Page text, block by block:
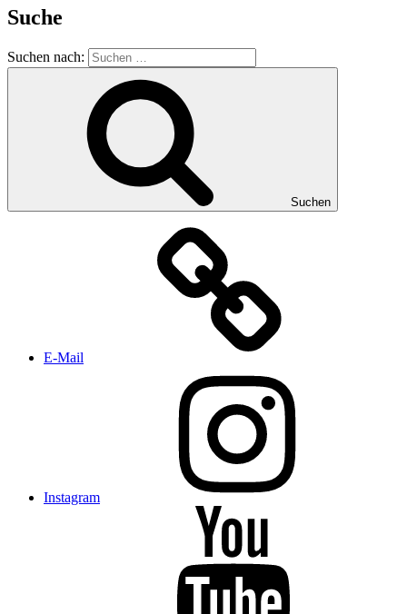
Suche
Suchen nach:
Suchen
E-Mail
Instagram